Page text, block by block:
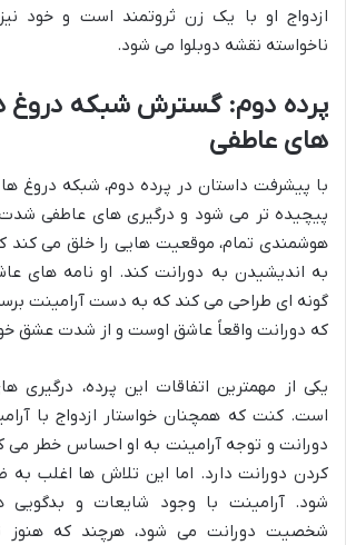
ازدواج او با یک زن ثروتمند است و خود
ناخواسته نقشه دوبلوا می شود.
پرده دوم: گسترش شبکه دروغ
های عاطفی
با پیشرفت داستان در پرده دوم، شبکه دروغ
پیچیده تر می شود و درگیری های عاطفی شدت
هوشمندی تمام، موقعیت هایی را خلق می کند
به اندیشیدن به دورانت کند. او نامه های
گونه ای طراحی می کند که به دست آرامینت
که دورانت واقعاً عاشق اوست و از شدت عشق
یکی از مهمترین اتفاقات این پرده، درگیری
است. کنت که همچنان خواستار ازدواج با
دورانت و توجه آرامینت به او احساس خطر می
کردن دورانت دارد. اما این تلاش ها اغلب به
شود. آرامینت با وجود شایعات و
شخصیت دورانت می شود، هرچند که هنوز